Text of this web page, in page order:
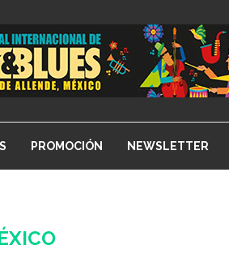
PROMOCIÓN NEWSLETTER